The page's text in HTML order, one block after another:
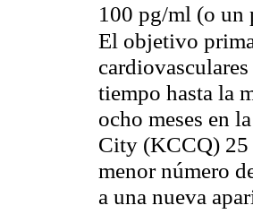
100 pg/ml (o un
El objetivo
tiempo hasta la
ocho meses en
City (KCCQ) 25
menor número
a una nueva